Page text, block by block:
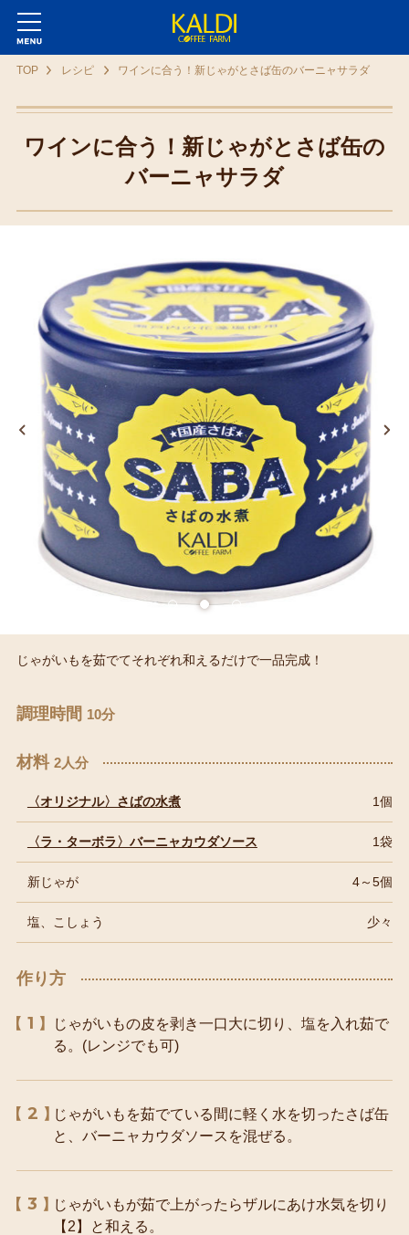
TOP レシピ ワインに合う！新じゃがとさば缶のバーニャサラダ
ワインに合う！新じゃがとさば缶の
バーニャサラダ
じゃがいもを茹でてそれぞれ和えるだけで一品完成！
調理時間 10分
材料 2人分
〈オリジナル〉さばの水煮 1個
〈ラ・ターボラ〉バーニャカウダソース 1袋
新じゃが 4～5個
塩、こしょう 少々
作り方
1
じゃがいもの皮を剥き一口大に切り、塩を入れ茹で
る。(レンジでも可)
2
じゃがいもを茹でている間に軽く水を切ったさば缶
と、バーニャカウダソースを混ぜる。
3
じゃがいもが茹で上がったらザルにあけ水気を切り
【2】と和える。